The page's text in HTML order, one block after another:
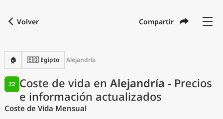
Volver Compartir
🏠 🇪🇬 Egipto Alejandría
Coste de vida en Alejandría - Precios
e información actualizados
22
Coste de Vida Mensual
con
Idioma Español
Moneda USD United States Dollar
Unidades de medida